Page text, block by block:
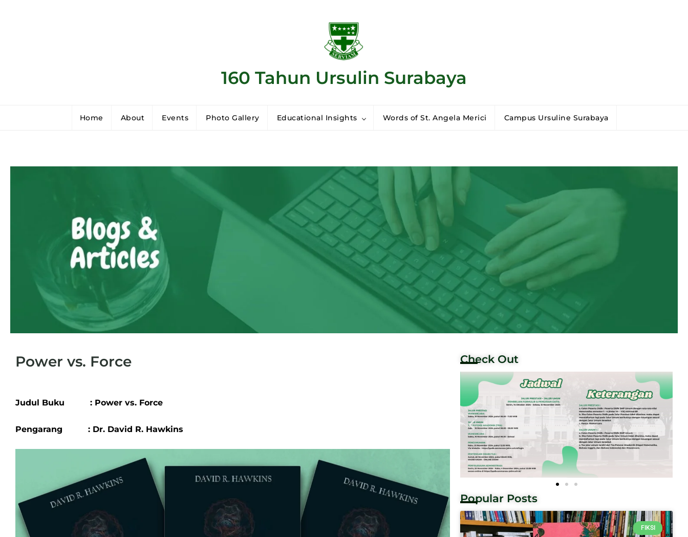
160 Tahun Ursulin Surabaya
Home About Events Photo Gallery Educational Insights Words of St. Angela Merici Campus Ursuline Surabaya
Power vs. Force
Judul Buku : Power vs. Force
Pengarang : Dr. David R. Hawkins
Check Out
Popular Posts
FIKSI